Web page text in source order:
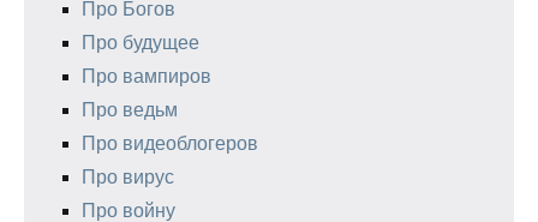
Про Богов
Про будущее
Про вампиров
Про ведьм
Про видеоблогеров
Про вирус
Про войну